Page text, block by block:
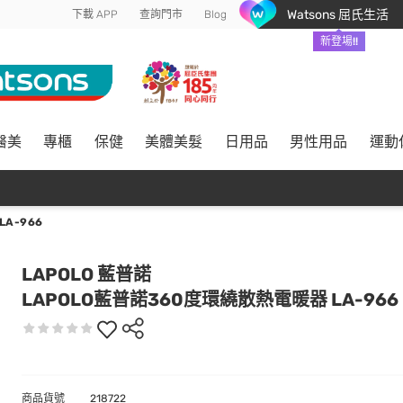
下載 APP 查詢門市 Blog Watsons 屈氏生活
新登場!!
美 專櫃 保健 美體美髮 日用品 男性用品 運動
LA-966
LAPOLO 藍普諾
LAPOLO藍普諾360度環繞散熱電暖器 LA-966
商品貨號 218722